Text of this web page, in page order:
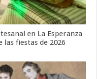
en La Esperanza
fiestas de 2026